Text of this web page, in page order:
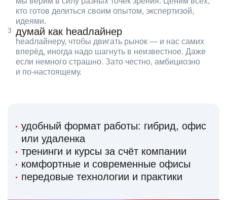
кто готов делиться своим опытом, экспертизой,
идеями.
думай как headлайнер
headлайнеру, чтобы двигать рынок — и нас самих
вперёд, иногда надо шагнуть в неизвестное. Даже
если немного страшно. Зато честно, амбициозно
и по‑настоящему.
удобный формат работы: гибрид, офис
или удаленка
тренинги и курсы за счёт компании
комфортные и современные офисы
передовые технологии и практики